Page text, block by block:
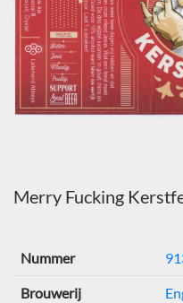
Merry Fucking
Nummer
Brouwerij